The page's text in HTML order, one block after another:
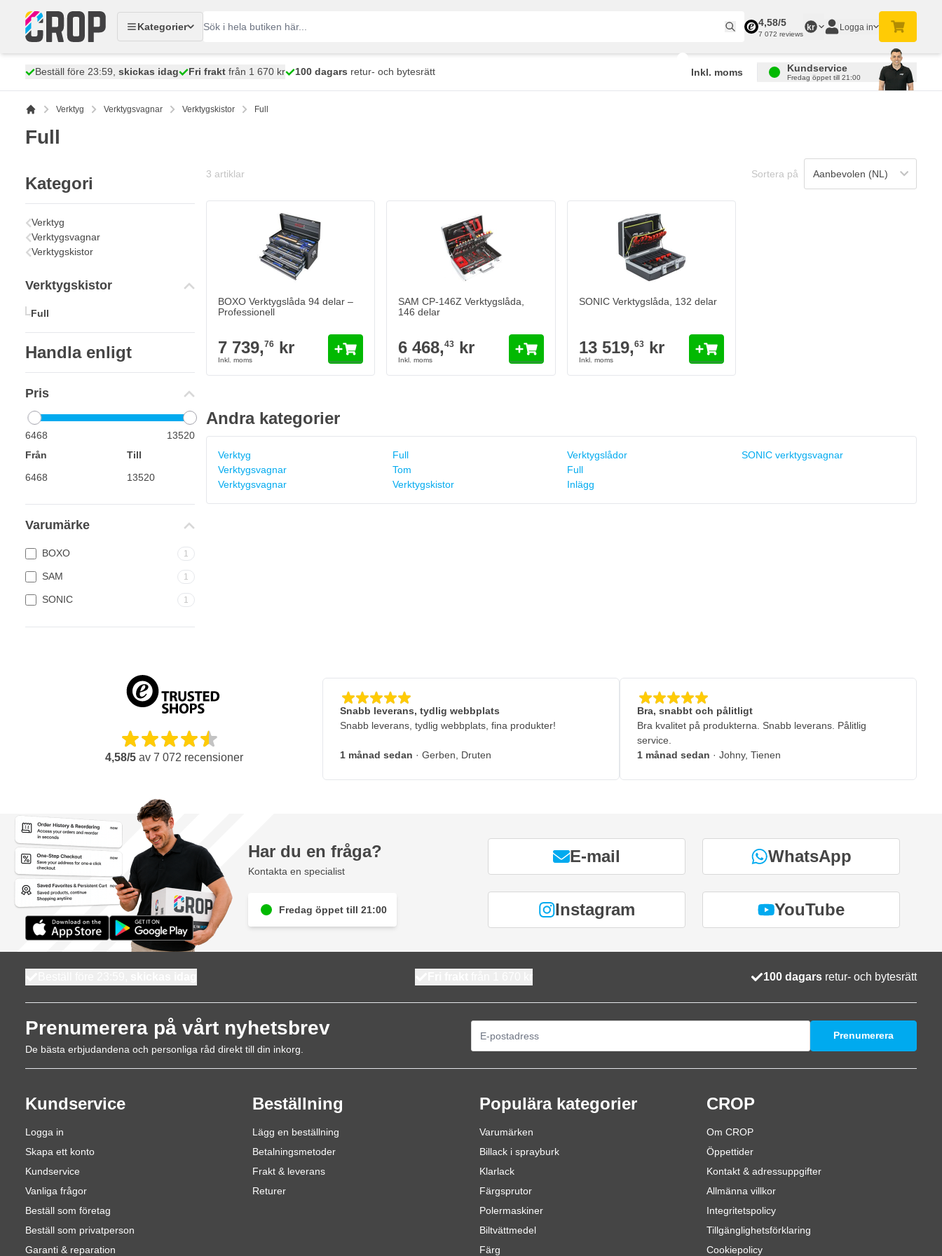
Kategorier
4,58/5
7 072 reviews
kr Logga in
Beställ före 23:59, skickas idag Fri frakt från 1 670 kr 100 dagars retur- och bytesrätt Inkl. moms Kundservice
Fredag öppet till 21:00
Verktyg Verktygsvagnar Verktygskistor Full
Full
Kategori
Verktyg
Verktygsvagnar
Verktygskistor
Verktygskistor
Full
Handla enligt
Pris
6468
13520
Från
Till
Varumärke
BOXO 1
SAM 1
SONIC 1
3 artiklar Sortera på
BOXO Verktygslåda 94 delar –
Professionell
7 739,76kr
SAM CP-146Z Verktygslåda,
146 delar
6 468,43 kr
SONIC Verktygslåda, 132 delar
13 519,63kr
Andra kategorier
Verktyg
Verktygsvagnar
Verktygsvagnar
Full
Tom
Verktygskistor
Verktygslådor
Full
Inlägg
SONIC verktygsvagnar
4,58/5av 7 072 recensioner
Snabb leverans, tydlig webbplats
Snabb leverans, tydlig webbplats, fina produkter!
1 månad sedan · Gerben, Druten
Bra, snabbt och pålitligt
Bra kvalitet på produkterna. Snabb leverans. Pålitlig
service.
1 månad sedan · Johny, Tienen
Har du en fråga?
Kontakta en specialist
Fredag öppet till 21:00
E-mail WhatsApp
Instagram YouTube
100 dagars retur- och bytesrätt
Prenumerera på vårt nyhetsbrev
De bästa erbjudandena och personliga råd direkt till din inkorg.
Prenumerera
Kundservice
Logga in
Skapa ett konto
Kundservice
Vanliga frågor
Beställ som företag
Beställ som privatperson
Garanti & reparation
Beställning
Lägg en beställning
Betalningsmetoder
Frakt & leverans
Returer
Populära kategorier
Varumärken
Billack i sprayburk
Klarlack
Färgsprutor
Polermaskiner
Biltvättmedel
Färg
CROP
Om CROP
Öppettider
Kontakt & adressuppgifter
Allmänna villkor
Integritetspolicy
Tillgänglighetsförklaring
Cookiepolicy